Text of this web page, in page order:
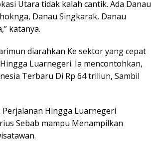
Utara tidak kalah cantik. Ada Danau
Danau Singkarak, Danau
katanya.
diarahkan Ke sektor yang cepat
Luarnegeri. Ia mencontohkan,
Terbaru Di Rp 64 triliun, Sambil
Hingga Luarnegeri
Sebab mampu Menampilkan